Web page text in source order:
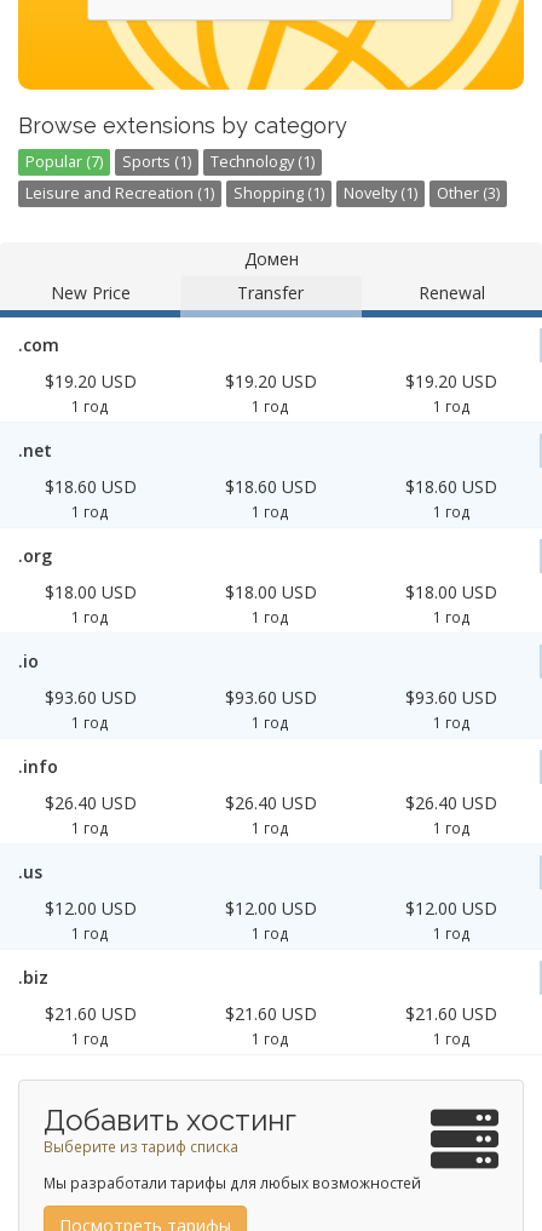
Browse extensions by category
Popular (7) Sports (1)
Technology (1)
Leisure and Recreation (1)
Shopping (1) Novelty (1) Other (3)
Домен
New Price
Transfer Renewal
.com
$19.20 USD
1 год
$19.20 USD
1 год
$19.20 USD
1 год
.net
$18.60 USD
1 год
$18.60 USD
1 год
$18.60 USD
1 год
.org
$18.00 USD
1 год
$18.00 USD
1 год
$18.00 USD
1 год
.io
$93.60 USD
1 год
$93.60 USD
1 год
$93.60 USD
1 год
.info
$26.40 USD
1 год
$26.40 USD
1 год
$26.40 USD
1 год
.us
$12.00 USD
1 год
$12.00 USD
1 год
$12.00 USD
1 год
.biz
$21.60 USD
1 год
$21.60 USD
1 год
$21.60 USD
1 год
Добавить хостинг
Выберите из тариф списка
Мы разработали тарифы для любых возможностей
Посмотреть тарифы